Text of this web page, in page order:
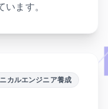
ます。
カルエンジニア養成